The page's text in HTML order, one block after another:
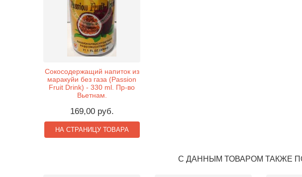
Сокосодержащий напиток из
маракуйи без газа (Passion
Fruit Drink) - 330 ml. Пр-во
Вьетнам.
169,00 руб.
НА СТРАНИЦУ ТОВАРА
С ДАННЫМ ТОВАРОМ ТАКЖЕ